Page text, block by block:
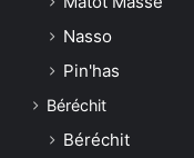
Nasso
Pin'has
Béréchit
Béréchit